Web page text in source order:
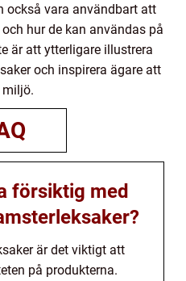
också vara användbart att
hur de kan användas på
är att ytterligare illustrera
och inspirera ägare att
miljö.
försiktig med
är det viktigt att
på produkterna.